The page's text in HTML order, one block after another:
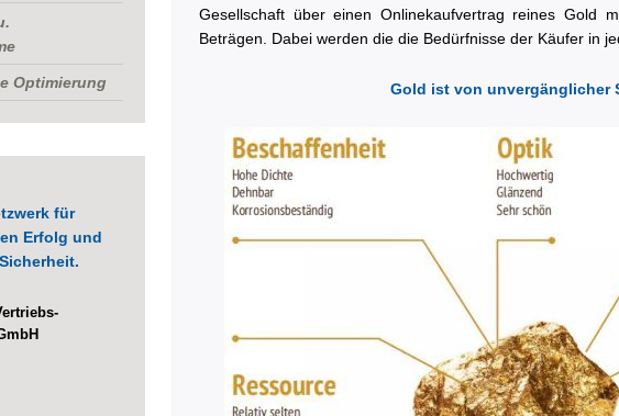
Gesellschaft über einen Onlinekaufvertrag reines Gold
Beträgen. Dabei werden die die Bedürfnisse der Käufer in
Gold ist von unvergänglicher
Optimierung
für
Erfolg und